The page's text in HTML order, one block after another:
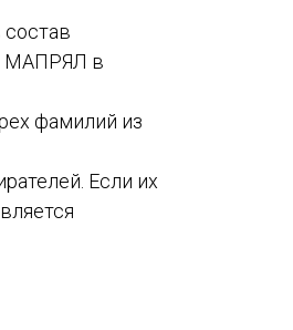
МАПРЯЛ в
фамилий из
Если их